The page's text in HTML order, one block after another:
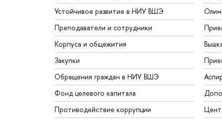
Устойчивое развитие в НИУ ВШЭ
Преподаватели и сотрудники
Корпуса и общежития
Закупки
Обращения граждан в НИУ ВШЭ
Фонд целевого капитала
Противодействие коррупции